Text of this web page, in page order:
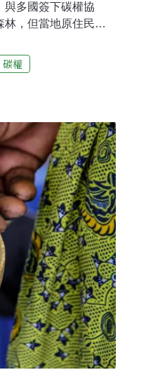
與多國簽下碳權協
，但當地原住民批
Carbon）成立於2022
和亞洲的多個國家
氧化碳排放，藍碳
。《衛報》報導，藍
，至少包含了辛巴威
的8%，總面積幾乎等
碳權